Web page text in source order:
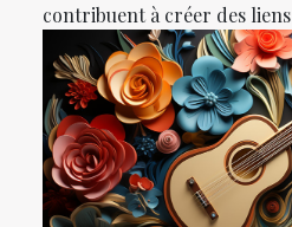
contribuent à créer des